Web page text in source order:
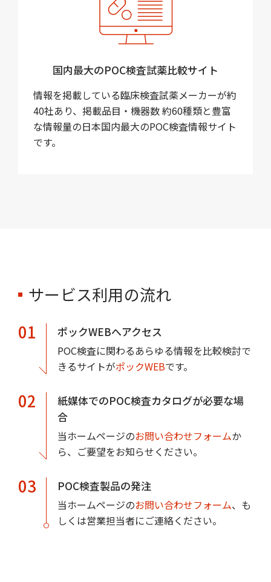
国内最大のPOC検査試薬比較サイト
情報を掲載している臨床検査試薬メーカーが約
40社あり、掲載品目・機器数 約60種類と豊富
な情報量の日本国内最大のPOC検査情報サイト
です。
サービス利用の流れ
01
ポックWEBへアクセス
POC検査に関わるあらゆる情報を比較検討で
きるサイトがポックWEBです。
02
紙媒体でのPOC検査カタログが必要な場
合
当ホームページのお問い合わせフォームか
ら、ご要望をお知らせください。
03 POC検査製品の発注
当ホームページのお問い合わせフォーム、も
しくは営業担当者にご連絡ください。